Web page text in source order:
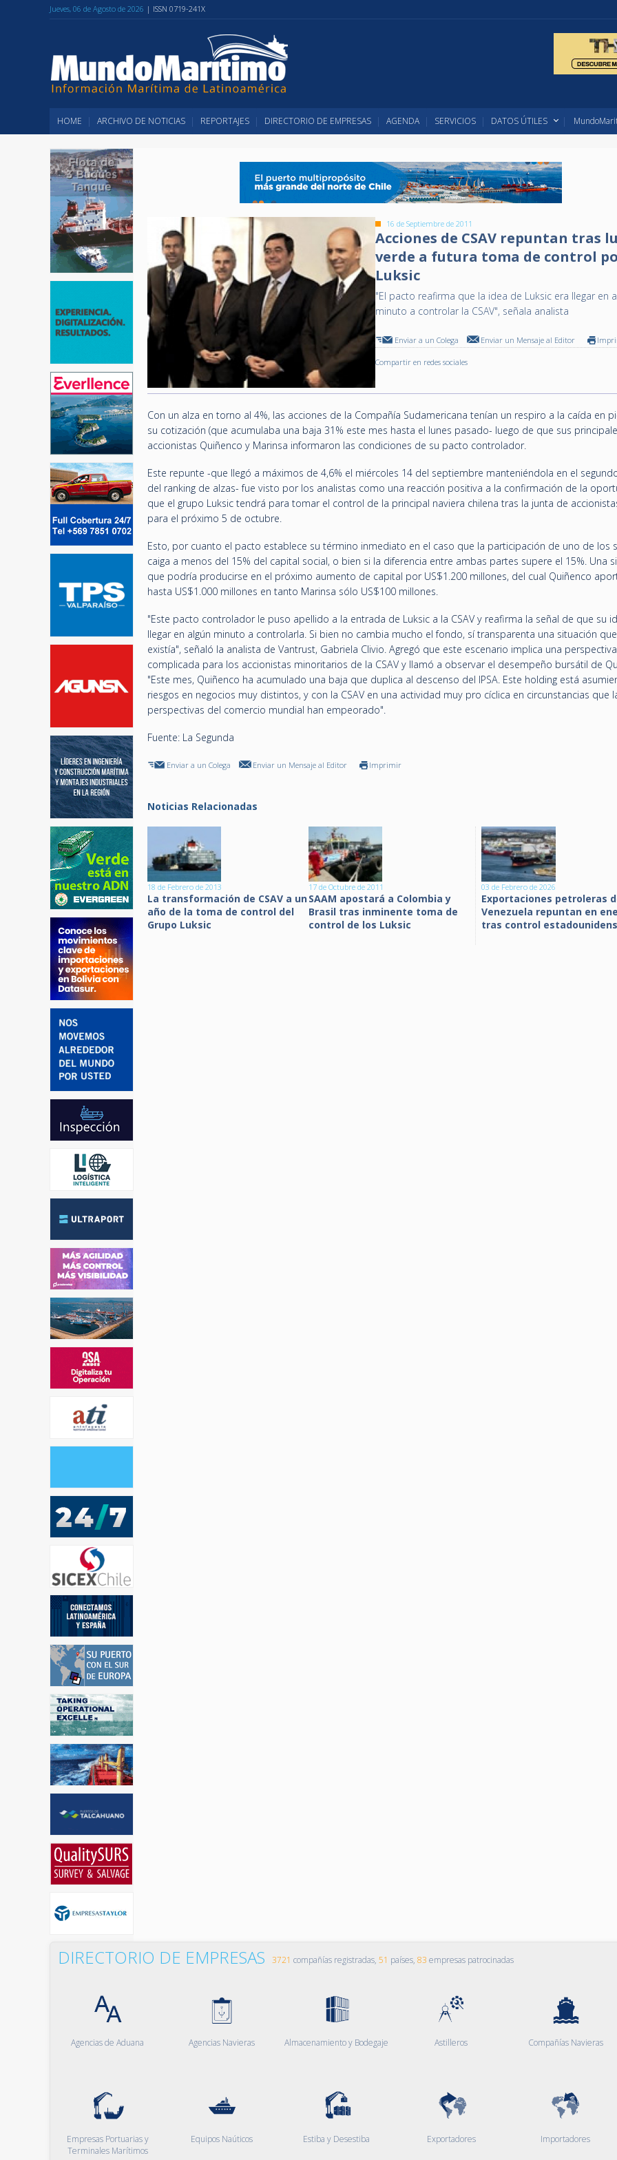
Jueves, 06 de Agosto de 2026 | ISSN 0719-241X
HOME ARCHIVO DE NOTICIAS REPORTAJES DIRECTORIO DE EMPRESAS AGENDA SERVICIOS DATOS ÚTILES
16 de Septiembre de 2011
Acciones de CSAV repuntan tras
verde a futura toma de control
Luksic
"El pacto reafirma que la idea de Luksic era llegar en
minuto a controlar la CSAV", señala analista
Enviar a un Colega Enviar un Mensaje al Editor
Compartir en redes sociales
Con un alza en torno al 4%, las acciones de la Compañía Sudamericana tenían un respiro a la caída en
su cotización (que acumulaba una baja 31% este mes hasta el lunes pasado- luego de que sus
accionistas Quiñenco y Marinsa informaron las condiciones de su pacto controlador.
Este repunte -que llegó a máximos de 4,6% el miércoles 14 del septiembre manteniéndola en el
del ranking de alzas- fue visto por los analistas como una reacción positiva a la confirmación de la
que el grupo Luksic tendrá para tomar el control de la principal naviera chilena tras la junta de
para el próximo 5 de octubre.
Esto, por cuanto el pacto establece su término inmediato en el caso que la participación de uno de los
caiga a menos del 15% del capital social, o bien si la diferencia entre ambas partes supere el 15%. Una
que podría producirse en el próximo aumento de capital por US$1.200 millones, del cual Quiñenco
hasta US$1.000 millones en tanto Marinsa sólo US$100 millones.
"Este pacto controlador le puso apellido a la entrada de Luksic a la CSAV y reafirma la señal de que su
llegar en algún minuto a controlarla. Si bien no cambia mucho el fondo, sí transparenta una situación
existía", señaló la analista de Vantrust, Gabriela Clivio. Agregó que este escenario implica una perspectiva
complicada para los accionistas minoritarios de la CSAV y llamó a observar el desempeño bursátil de
"Este mes, Quiñenco ha acumulado una baja que duplica al descenso del IPSA. Este holding está
riesgos en negocios muy distintos, y con la CSAV en una actividad muy pro cíclica en circunstancias que
perspectivas del comercio mundial han empeorado".
Fuente: La Segunda
Enviar a un Colega Enviar un Mensaje al Editor Imprimir
Noticias Relacionadas
18 de Febrero de 2013
La transformación de CSAV a un
año de la toma de control del
Grupo Luksic
17 de Octubre de 2011
SAAM apostará a Colombia y
Brasil tras inminente toma de
control de los Luksic
03 de Febrero de 2026
Exportaciones petroleras
Venezuela repuntan en
tras control
DIRECTORIO DE EMPRESAS 3721 compañías registradas, 51 países, 83 empresas patrocinadas
Agencias de Aduana Agencias Navieras Almacenamiento y Bodegaje Astilleros Compañías Navieras
Empresas Portuarias y
Terminales Marítimos
Equipos Naúticos Estiba y Desestiba Exportadores Importadores